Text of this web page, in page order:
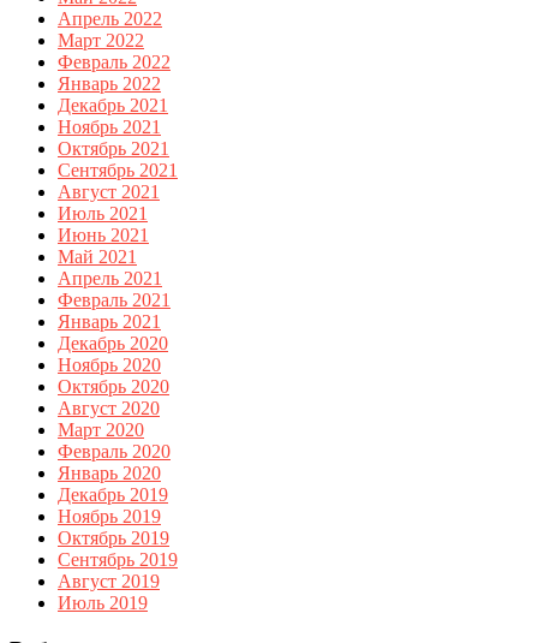
Апрель 2022
Март 2022
Февраль 2022
Январь 2022
Декабрь 2021
Ноябрь 2021
Октябрь 2021
Сентябрь 2021
Август 2021
Июль 2021
Июнь 2021
Май 2021
Апрель 2021
Февраль 2021
Январь 2021
Декабрь 2020
Ноябрь 2020
Октябрь 2020
Август 2020
Март 2020
Февраль 2020
Январь 2020
Декабрь 2019
Ноябрь 2019
Октябрь 2019
Сентябрь 2019
Август 2019
Июль 2019